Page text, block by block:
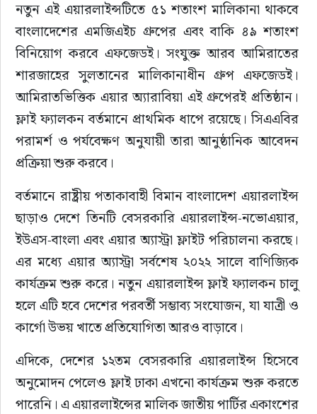
নতুন এই এয়ারলাইন্সটিতে ৫১ শতাংশ মালিকানা থাকবে
বাংলাদেশের এমজিএইচ গ্রুপের এবং বাকি ৪৯ শতাংশ
বিনিয়োগ করবে এফজেডই। সংযুক্ত আরব আমিরাতের
শারজাহের সুলতানের মালিকানাধীন গ্রুপ এফজেডই।
আমিরাতভিত্তিক এয়ার অ্যারাবিয়া এই গ্রুপেরই প্রতিষ্ঠান।
ফ্লাই ফ্যালকন বর্তমানে প্রাথমিক ধাপে রয়েছে। সিএএবির
পরামর্শ ও পর্যবেক্ষণ অনুযায়ী তারা আনুষ্ঠানিক আবেদন
প্রক্রিয়া শুরু করবে।
বর্তমানে রাষ্ট্রীয় পতাকাবাহী বিমান বাংলাদেশ এয়ারলাইন্স
ছাড়াও দেশে তিনটি বেসরকারি এয়ারলাইন্স-নভোএয়ার,
ইউএস-বাংলা এবং এয়ার অ্যাস্ট্রা ফ্লাইট পরিচালনা করছে।
এর মধ্যে এয়ার অ্যাস্ট্রা সর্বশেষ ২০২২ সালে বাণিজ্যিক
কার্যক্রম শুরু করে। নতুন এয়ারলাইন্স ফ্লাই ফ্যালকন চালু
হলে এটি হবে দেশের পরবর্তী সম্ভাব্য সংযোজন, যা যাত্রী ও
কার্গো উভয় খাতে প্রতিযোগিতা আরও বাড়াবে।
এদিকে, দেশের ১২তম বেসরকারি এয়ারলাইন্স হিসেবে
অনুমোদন পেলেও ফ্লাই ঢাকা এখনো কার্যক্রম শুরু করতে
পারেনি। এ এয়ারলাইন্সের মালিক জাতীয় পার্টির একাংশের